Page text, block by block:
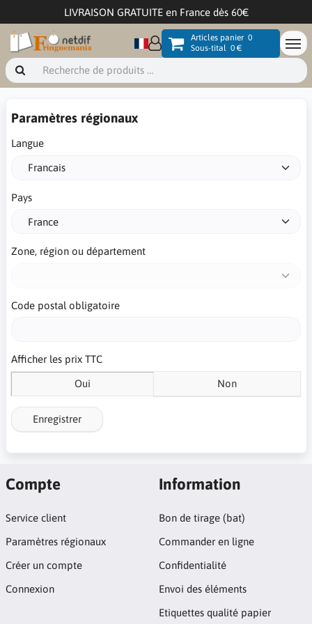
LIVRAISON GRATUITE en France dès 60€
Articles panier 0
Sous-tital 0 €
Paramètres régionaux
Langue
Pays
Zone, région ou département
Code postal obligatoire
Afficher les prix TTC
Oui Non
Enregistrer
Compte
Service client
Paramètres régionaux
Créer un compte
Connexion
Information
Bon de tirage (bat)
Commander en ligne
Confidentialité
Envoi des éléments
Etiquettes qualité papier